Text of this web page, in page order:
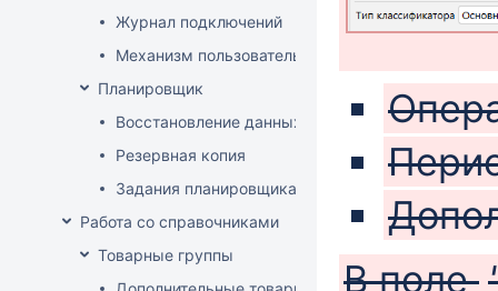
Журнал подключений
Механизм пользовательского логирования
Планировщик
Восстановление данных
Резервная копия
Задания планировщика
Работа со справочниками
Товарные группы
В поле